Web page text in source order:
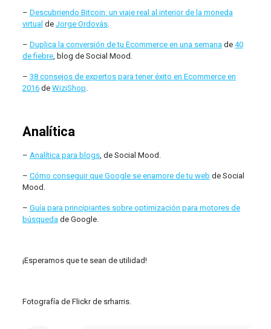
– Descubriendo Bitcoin: un viaje real al interior de la moneda
virtual de Jorge Ordovás.
– Duplica la conversión de tu Ecommerce en una semanade 40
de fiebre, blog de Social Mood.
– 38 consejos de expertos para tener éxito en Ecommerce en
2016de WiziShop.
Analítica
– Analítica para blogs, de Social Mood.
– Cómo conseguir que Google se enamore de tu web de Social
Mood.
– Guía para principiantes sobre optimización para motores de
búsquedade Google.
¡Esperamos que te sean de utilidad!
Fotografía de Flickr de srharris.